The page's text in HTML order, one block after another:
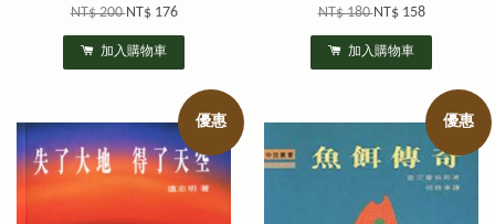
NT$ 200NT$ 176
加入購物車
NT$ 180NT$ 158
加入購物車
優惠 優惠